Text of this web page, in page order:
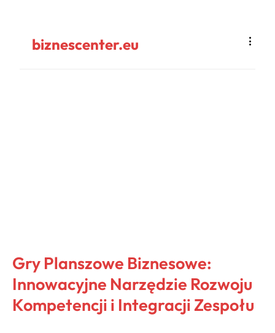
biznescenter.eu
Gry Planszowe Biznesowe:
Innowacyjne Narzędzie Rozwoju
Kompetencji i Integracji Zespołu